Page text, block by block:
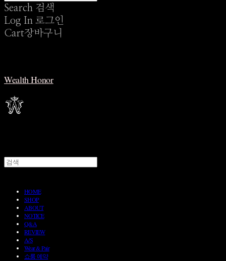
Search 검색
Log In 로그인
Cart장바구니
Wealth Honor
HOME
SHOP
ABOUT
NOTICE
Q&A
REVIEW
A/S
Wear & Pair
쇼룸 예약